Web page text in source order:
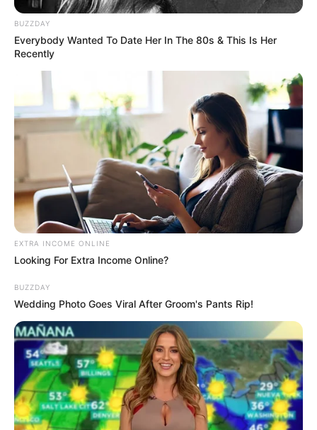
BUZZDAY
Everybody Wanted To Date Her In The 80s & This Is Her
Recently
EXTRA INCOME ONLINE
Looking For Extra Income Online?
BUZZDAY
Wedding Photo Goes Viral After Groom's Pants Rip!